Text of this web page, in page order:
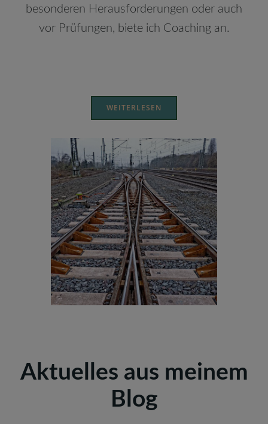
besonderen Herausforderungen oder auch
vor Prüfungen, biete ich Coaching an.
WEITERLESEN
Aktuelles aus meinem
Blog